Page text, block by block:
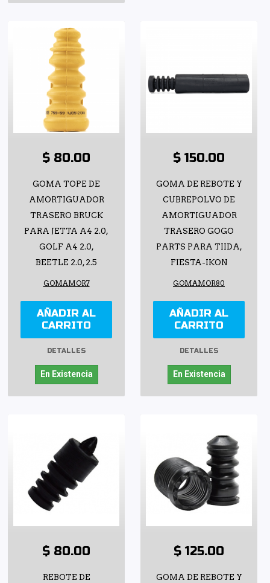
$ 80.00
GOMA TOPE DE
AMORTIGUADOR
TRASERO BRUCK
PARA JETTA A4 2.0,
GOLF A4 2.0,
BEETLE 2.0, 2.5
GOMAMOR7
AÑADIR AL
CARRITO
DETALLES
En Existencia
$ 150.00
GOMA DE REBOTE Y
CUBREPOLVO DE
AMORTIGUADOR
TRASERO GOGO
PARTS PARA TIIDA,
FIESTA-IKON
GOMAMOR80
AÑADIR AL
CARRITO
DETALLES
En Existencia
$ 80.00
REBOTE DE
$ 125.00
GOMA DE REBOTE Y